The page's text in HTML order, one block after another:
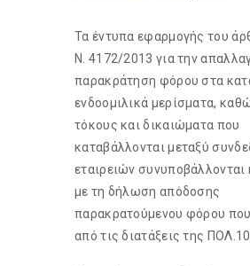
Τα έντυπα εφαρμογής του
Ν. 4172/2013 για την
παρακράτηση φόρου στα
ενδοομιλικά μερίσματα,
τόκους και δικαιώματα που
καταβάλλονται μεταξύ
εταιρειών
με τη δήλωση απόδοσης
παρακρατούμενου φόρου που
από τις διατάξεις της